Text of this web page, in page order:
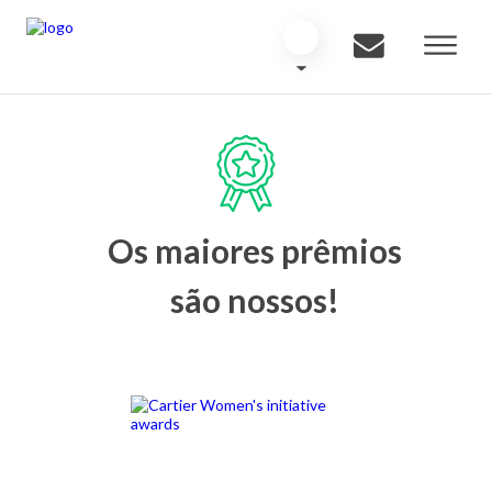
Os maiores prêmios
são nossos!